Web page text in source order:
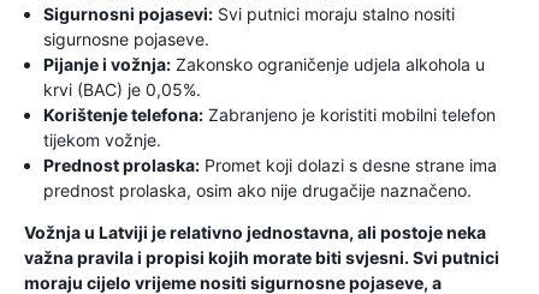
Sigurnosni pojasevi: Svi putnici moraju stalno nositi
sigurnosne pojaseve.
Pijanje i vožnja: Zakonsko ograničenje udjela alkohola u
krvi (BAC) je 0,05%.
Korištenje telefona: Zabranjeno je koristiti mobilni telefon
tijekom vožnje.
Prednost prolaska: Promet koji dolazi s desne strane ima
prednost prolaska, osim ako nije drugačije naznačeno.
Vožnja u Latviji je relativno jednostavna, ali postoje neka
važna pravila i propisi kojih morate biti svjesni. Svi putnici
moraju cijelo vrijeme nositi sigurnosne pojaseve, a